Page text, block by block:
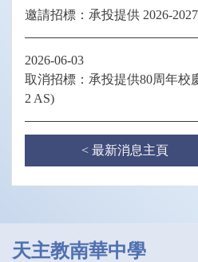
邀請招標：承投提供 2026-
2026-06-03
取消招標：承投提供80周年校
2 AS)
< 最新消息主頁
天主教南華中學